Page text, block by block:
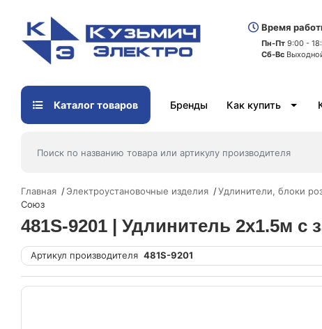
Время
Пн-Пт 9:00 -
Сб-Вс
Каталог товаров Бренды Как купить
Главная Электроустановочные изделия Удлинители, блоки
Союз
481S-9201 | Удлинитель 2х1.5м
Артикул производителя 481S-9201